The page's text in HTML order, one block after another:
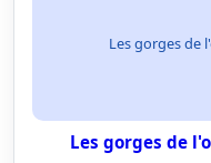
Les gorges de
Les gorges de